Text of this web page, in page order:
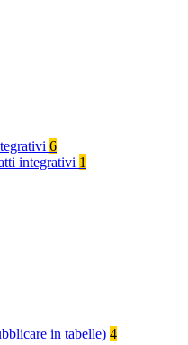
6
integrativi 1
in tabelle) 4